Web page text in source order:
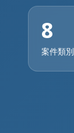
8
案件類別